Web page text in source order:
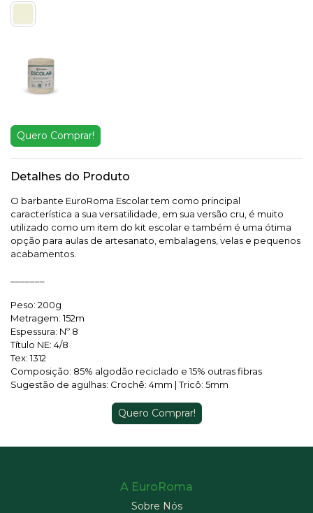
Quero Comprar!
Detalhes do Produto
O barbante EuroRoma Escolar tem como principal
característica a sua versatilidade, em sua versão cru, é muito
utilizado como um item do kit escolar e também é uma ótima
opção para aulas de artesanato, embalagens, velas e pequenos
acabamentos.
Peso: 200g
Metragem: 152m
Espessura: Nº 8
Título NE: 4/8
Tex: 1312
Composição: 85% algodão reciclado e 15% outras fibras
Sugestão de agulhas: Crochê: 4mm | Tricô: 5mm
Quero Comprar!
A EuroRoma
Sobre Nós